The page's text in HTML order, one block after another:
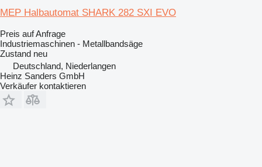
MEP Halbautomat SHARK 282 SXI EVO
Preis auf Anfrage
Industriemaschinen - Metallbandsäge
Zustand neu
Deutschland, Niederlangen
Heinz Sanders GmbH
Verkäufer kontaktieren